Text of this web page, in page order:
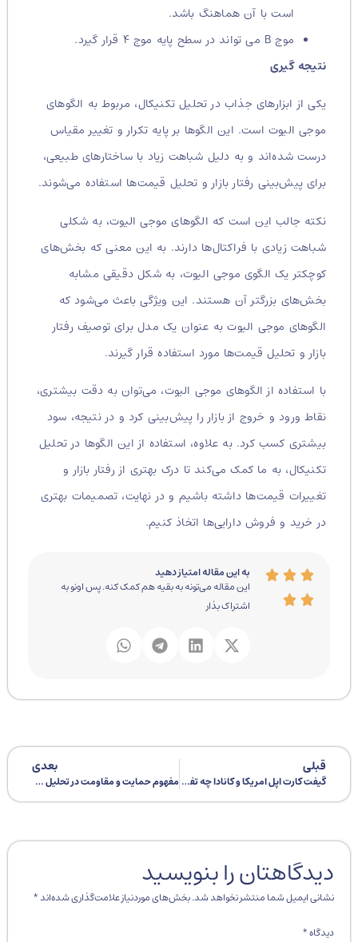
است با آن هماهنگ باشد.
موج B می تواند در سطح پایه موج ۴ قرار گیرد.
نتیجه گیری
یکی از ابزارهای جذاب در تحلیل تکنیکال، مربوط به الگوهای
موجی الیوت است. این الگوها بر پایه تکرار و تغییر مقیاس
درست شده‌اند و به دلیل شباهت زیاد با ساختارهای طبیعی،
برای پیش‌بینی رفتار بازار و تحلیل قیمت‌ها استفاده می‌شوند.
نکته جالب این است که الگوهای موجی الیوت، به شکلی
شباهت زیادی با فراکتال‌ها دارند. به این معنی که بخش‌های
کوچکتر یک الگوی موجی الیوت، به شکل دقیقی مشابه
بخش‌های بزرگتر آن هستند. این ویژگی باعث می‌شود که
الگوهای موجی الیوت به عنوان یک مدل برای توصیف رفتار
بازار و تحلیل قیمت‌ها مورد استفاده قرار گیرند.
با استفاده از الگوهای موجی الیوت، می‌توان به دقت بیشتری،
نقاط ورود و خروج از بازار را پیش‌بینی کرد و در نتیجه، سود
بیشتری کسب کرد. به علاوه، استفاده از این الگوها در تحلیل
تکنیکال، به ما کمک می‌کند تا درک بهتری از رفتار بازار و
تغییرات قیمت‌ها داشته باشیم و در نهایت، تصمیمات بهتری
در خرید و فروش دارایی‌ها اتخاذ کنیم.
به این مقاله امتیاز دهید
این مقاله می‌تونه به بقیه هم کمک کنه. پس اونو به
اشتراک بذار
گیفت کارت اپل امریکا و کانادا چه تفاوتی با یک دیگر دارند؟
بعدی
مفهوم حمایت و مقاومت در تحلیل تکنیکال چیست؟
دیدگاهتان را بنویسید
نشانی ایمیل شما منتشر نخواهد شد.بخش‌های موردنیاز علامت‌گذاری شده‌اند*
دیدگاه*